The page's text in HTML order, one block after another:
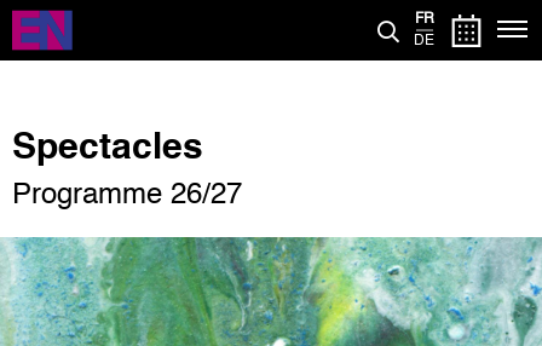
Aller
contenu
FR
DE
Spectacles
Programme 26/27